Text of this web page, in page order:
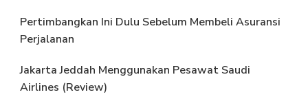
Pertimbangkan Ini Dulu Sebelum Membeli Asuransi
Perjalanan
Jakarta Jeddah Menggunakan Pesawat Saudi
Airlines (Review)